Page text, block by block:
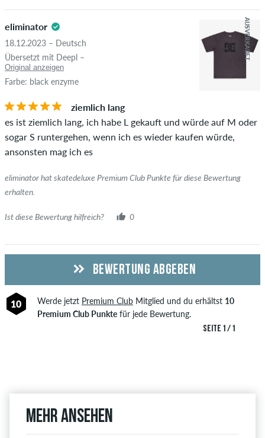
eliminator
18.12.2023 – Deutsch
Übersetzt mit Deepl –
Original anzeigen
Farbe: black enzyme
AUSVERKAUFT
ziemlich lang
es ist ziemlich lang, ich habe L gekauft und würde auf M oder
sogar S runtergehen, wenn ich es wieder kaufen würde,
ansonsten mag ich es
eliminator hat skatedeluxe Premium Club Punkte für diese Bewertung
erhalten.
Ist diese Bewertung hilfreich? 0
SEITE 1 / 1
BEWERTUNG ABGEBEN
10 Werde jetzt Premium ClubMitglied und du erhältst 10
Premium Club Punktefür jede Bewertung.
Mehr ansehen